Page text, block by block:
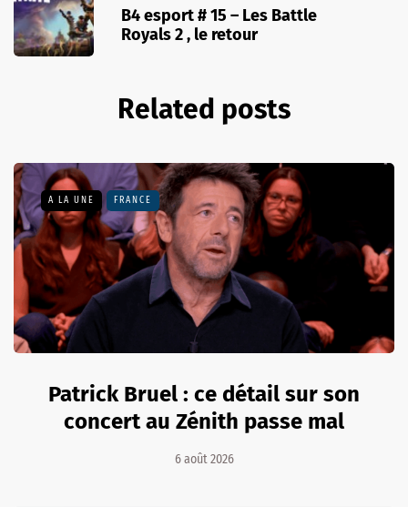
B4 esport # 15 – Les Battle
Royals 2 , le retour
Related posts
A LA UNE FRANCE
Patrick Bruel : ce détail sur son
concert au Zénith passe mal
6 août 2026